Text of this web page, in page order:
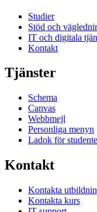
Studier
Stöd och
IT och digitala
Kontakt
Tjänster
Schema
Canvas
Webbmejl
Personliga menyn
Ladok för
Kontakt
Kontakta
Kontakta kurs